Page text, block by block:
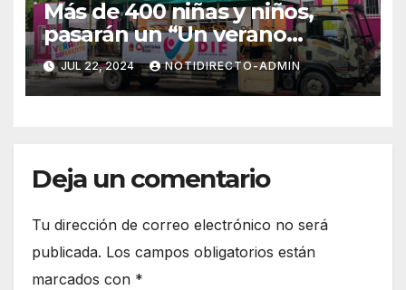
Más de 400 niñas y niños,
pasarán un “Un verano
DIFerente” en Chetumal:
Mara Lezama
JUL 22, 2024 NOTIDIRECTO-ADMIN
Deja un comentario
Tu dirección de correo electrónico no será
publicada. Los campos obligatorios están
marcados con *